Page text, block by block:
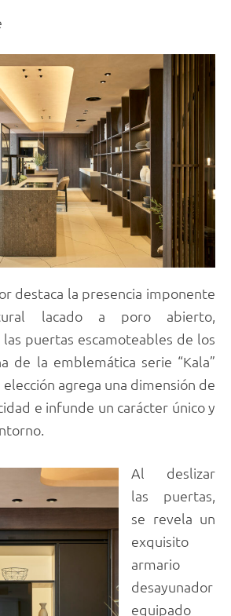
destaca la presencia imponente
lacado a poro abierto,
puertas escamoteables de los
de la emblemática serie “Kala”
elección agrega una dimensión de
e infunde un carácter único y
Al deslizar
las puertas,
se revela un
exquisito
armario
desayunador
equipado